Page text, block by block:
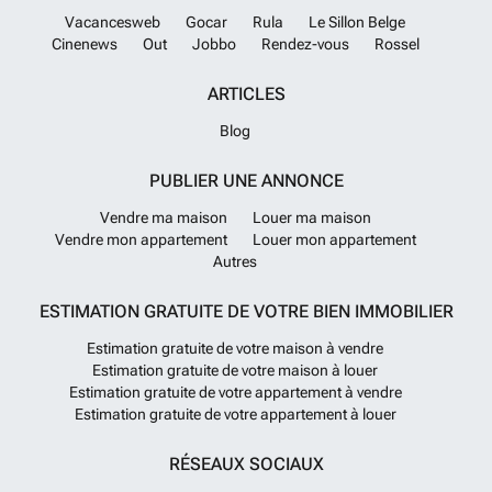
Vacancesweb Gocar Rula
Le Sillon Belge
Cinenews
Out Jobbo Rendez-vous Rossel
ARTICLES
Blog
PUBLIER UNE ANNONCE
Vendre ma maison
Louer ma maison
Vendre mon appartement
Louer mon appartement
Autres
ESTIMATION GRATUITE DE VOTRE BIEN IMMOBILIER
Estimation gratuite de votre maison à vendre
Estimation gratuite de votre maison à louer
Estimation gratuite de votre appartement à vendre
Estimation gratuite de votre appartement à louer
RÉSEAUX SOCIAUX